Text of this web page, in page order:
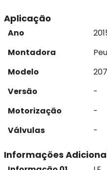
Aplicação
Ano
Montadora
Modelo
207
Versão
-
Motorização
-
Válvulas
-
Informações